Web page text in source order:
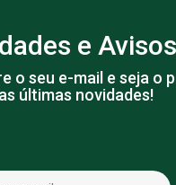
e Avisos
o seu e-mail e seja o
últimas novidades!